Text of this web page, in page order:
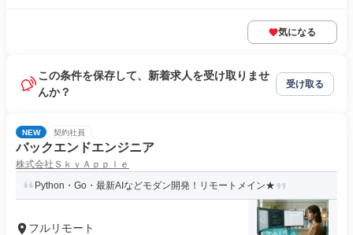
気になる
この条件を保存して、新着求人を受け取りませ
んか？
受け取る
NEW 契約社員
バックエンドエンジニア
株式会社ＳｋｙＡｐｐｌｅ
Python・Go・最新AIなどモダン開発！リモートメイン★
フルリモート